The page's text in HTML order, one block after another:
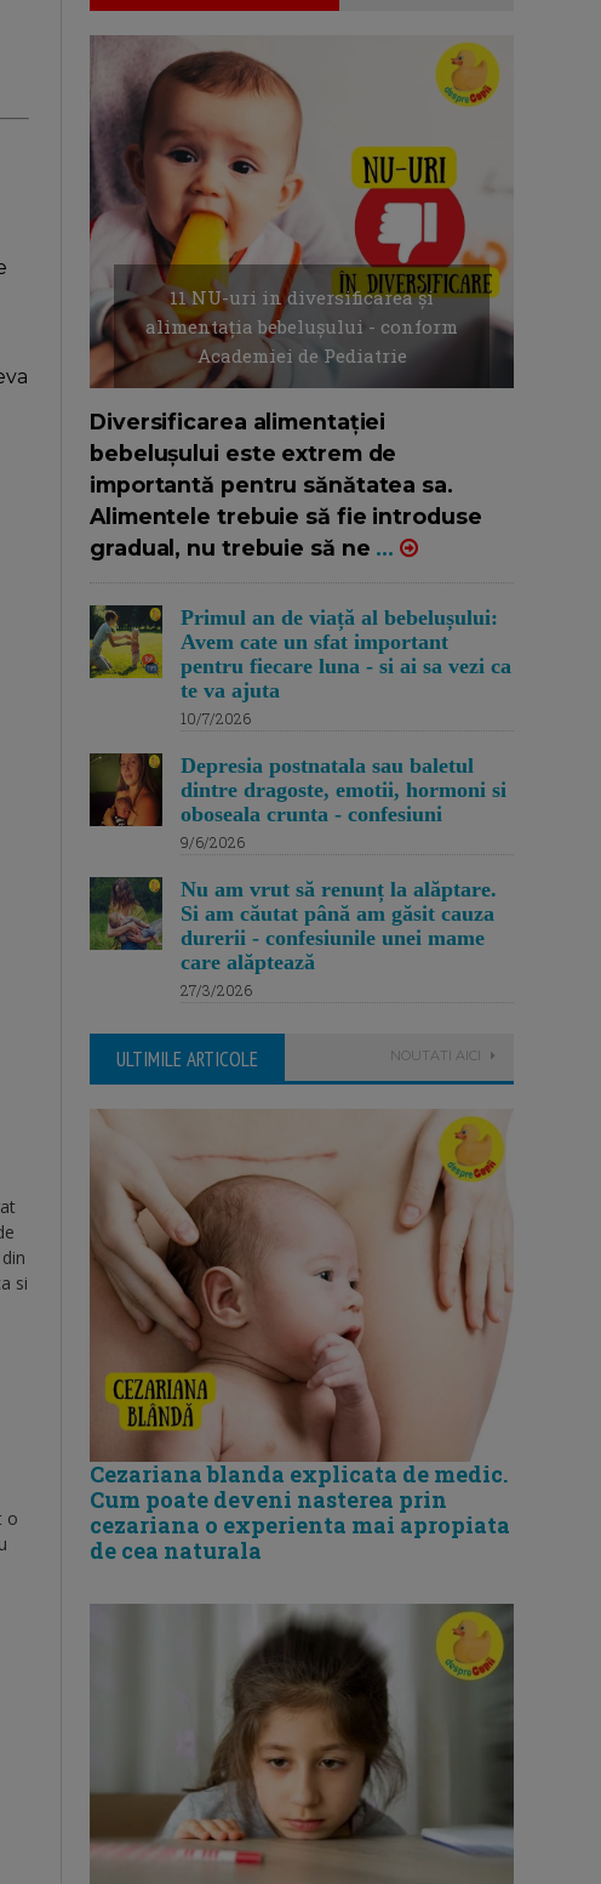
si
o
11 NU-uri in diversificarea și
alimentația bebelușului - conform
Academiei de Pediatrie
Diversificarea alimentației
bebelușului este extrem de
importantă pentru sănătatea sa.
Alimentele trebuie să fie introduse
gradual, nu trebuie să ne ...
Primul an de viață al bebelușului:
Avem cate un sfat important
pentru fiecare luna - si ai sa vezi ca
te va ajuta
10/7/2026
Depresia postnatala sau baletul
dintre dragoste, emotii, hormoni si
oboseala crunta - confesiuni
9/6/2026
Nu am vrut să renunț la alăptare.
Si am căutat până am găsit cauza
durerii - confesiunile unei mame
care alăptează
27/3/2026
ULTIMILE ARTICOLE NOUTATI AICI
Cezariana blanda explicata de medic.
Cum poate deveni nasterea prin
cezariana o experienta mai apropiata
de cea naturala